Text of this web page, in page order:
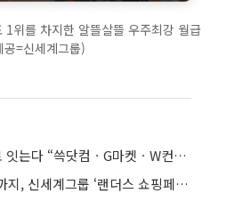
위를 차지한 알뜰살뜰 우주최강 월급
공=신세계그룹)
‘랜쇼페’ 열기 온라인으로 잇는다 “쓱닷컴ㆍG마켓ㆍW컨셉 총출동”
식음료부터 호텔·면세점까지, 신세계그룹 ‘랜더스 쇼핑페스타’ 개막